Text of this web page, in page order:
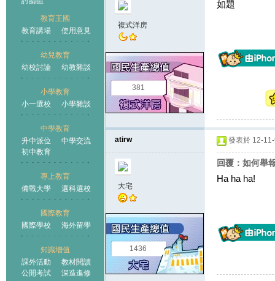
教育王國
教育講場
使用意見
幼兒教育
幼校討論
幼教雜談
小學教育
小一選校
小學雜談
中學教育
升中派位
中學交流
初中教育
專上教育
備戰大學
選科選校
國際教育
國際學校
海外留學
知識增值
課外活動
教材閱讀
公開考試
深造進修
王國
複式洋房
381
如題
atirw
大宅
1436
發表於 12-
回覆：如何舉
Ha ha ha!